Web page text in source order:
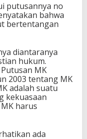
putusannya no
bahwa
bertentangan
diantaranya
hukum.
MK
2003 tentang MK
adalah suatu
kekuasaan
harus
ada